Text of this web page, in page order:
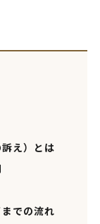
え）とは
での流れ